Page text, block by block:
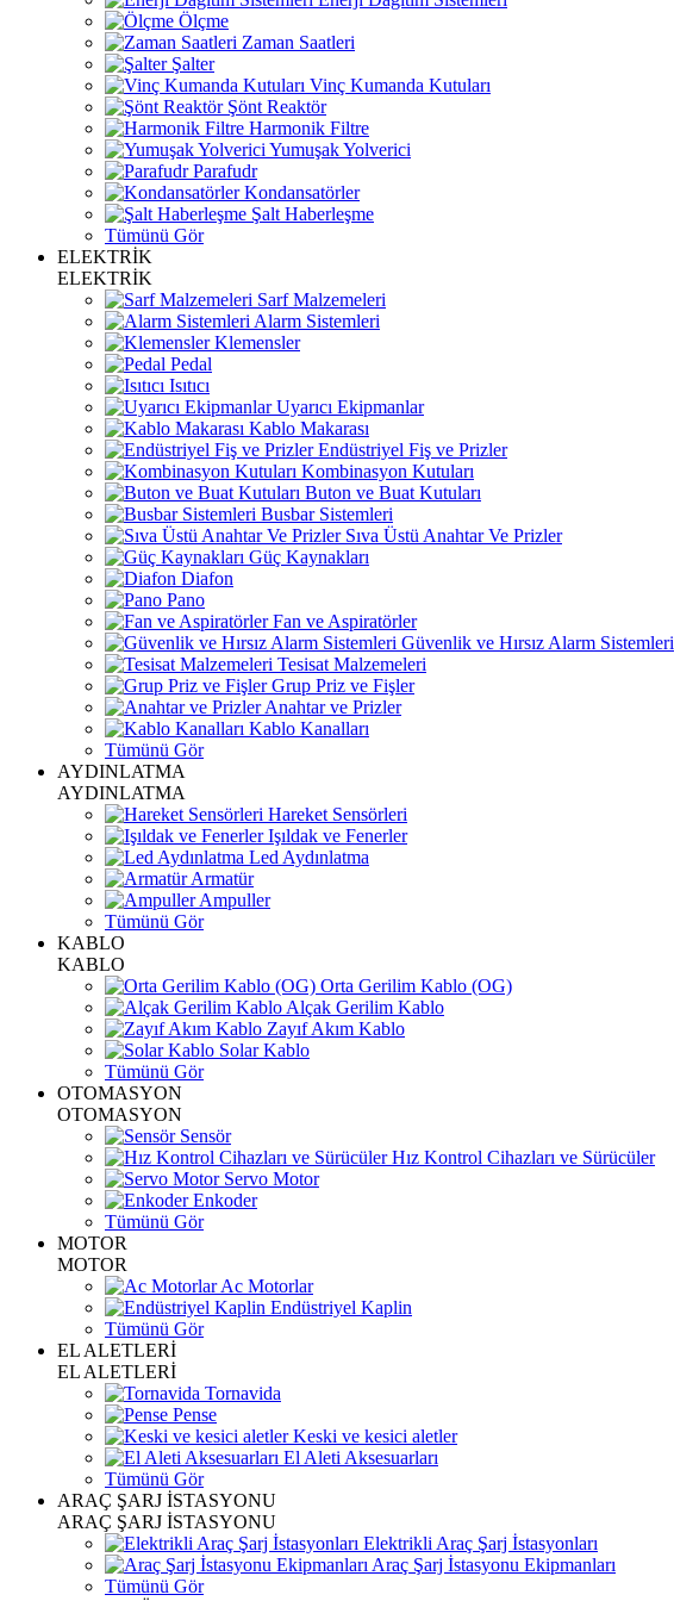
Ölçme
Zaman Saatleri
Şalter
Vinç Kumanda Kutuları
Şönt Reaktör
Harmonik Filtre
Yumuşak Yolverici
Parafudr
Kondansatörler
Şalt Haberleşme
Tümünü Gör
ELEKTRİK
ELEKTRİK
Sarf Malzemeleri
Alarm Sistemleri
Klemensler
Pedal
Isıtıcı
Uyarıcı Ekipmanlar
Kablo Makarası
Endüstriyel Fiş ve Prizler
Kombinasyon Kutuları
Buton ve Buat Kutuları
Busbar Sistemleri
Sıva Üstü Anahtar Ve Prizler
Güç Kaynakları
Diafon
Pano
Fan ve Aspiratörler
Güvenlik ve Hırsız Alarm Sistemleri
Tesisat Malzemeleri
Grup Priz ve Fişler
Anahtar ve Prizler
Kablo Kanalları
Tümünü Gör
AYDINLATMA
AYDINLATMA
Hareket Sensörleri
Işıldak ve Fenerler
Led Aydınlatma
Armatür
Ampuller
Tümünü Gör
KABLO
KABLO
Orta Gerilim Kablo (OG)
Alçak Gerilim Kablo
Zayıf Akım Kablo
Solar Kablo
Tümünü Gör
OTOMASYON
OTOMASYON
Sensör
Hız Kontrol Cihazları ve Sürücüler
Servo Motor
Enkoder
Tümünü Gör
MOTOR
MOTOR
Ac Motorlar
Endüstriyel Kaplin
Tümünü Gör
EL ALETLERİ
EL ALETLERİ
Tornavida
Pense
Keski ve kesici aletler
El Aleti Aksesuarları
Tümünü Gör
ARAÇ ŞARJ İSTASYONU
ARAÇ ŞARJ İSTASYONU
Elektrikli Araç Şarj İstasyonları
Araç Şarj İstasyonu Ekipmanları
Tümünü Gör